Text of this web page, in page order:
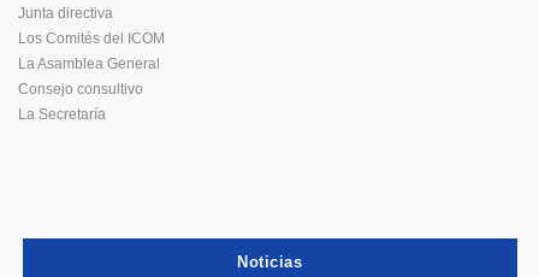
Junta directiva
Los Comités del ICOM
La Asamblea General
Consejo consultivo
La Secretaría
Noticias